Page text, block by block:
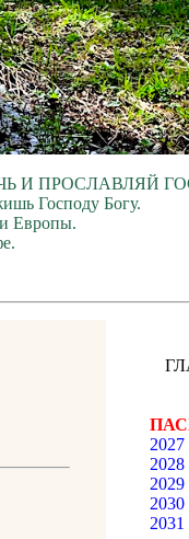
И ПРОСЛАВЛЯЙ
Господу Богу.
Европы.